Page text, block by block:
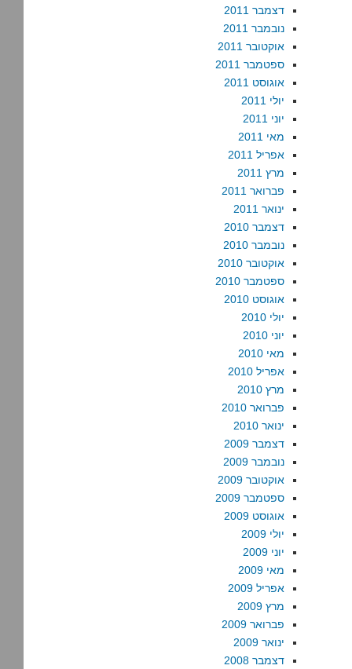
דצמבר 2011
נובמבר 2011
אוקטובר 2011
ספטמבר 2011
אוגוסט 2011
יולי 2011
יוני 2011
מאי 2011
אפריל 2011
מרץ 2011
פברואר 2011
ינואר 2011
דצמבר 2010
נובמבר 2010
אוקטובר 2010
ספטמבר 2010
אוגוסט 2010
יולי 2010
יוני 2010
מאי 2010
אפריל 2010
מרץ 2010
פברואר 2010
ינואר 2010
דצמבר 2009
נובמבר 2009
אוקטובר 2009
ספטמבר 2009
אוגוסט 2009
יולי 2009
יוני 2009
מאי 2009
אפריל 2009
מרץ 2009
פברואר 2009
ינואר 2009
דצמבר 2008